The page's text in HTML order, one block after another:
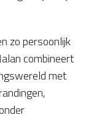
zo persoonlijk
combineert
met